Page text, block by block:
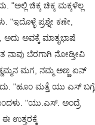
"ಅಲ್ಲಿ ಚಿಕ್ಕ ಚಿಕ್ಕ ಮಕ್ಕಳೆಲ್ಲ
ಪ್ರಶ್ನೇ ಕಣೇ,
ಅದು ಅವಕ್ಕೆ ಮಾತೃಭಾಷೆ
ನಾವು ಬೆರಗಾಗಿ ನೋಡ್ತೀವಿ
ಮಗ, ನಮ್ಮ ಅಣ್ಣ ಏನ್
"ಹೂಂ ಮತ್ತೆ ಯು ಎಸ್ ಬಗ್ಗೆ
"ಯು.ಎಸ್. ಅಂದ್ರೆ
ಉತ್ತರಕ್ಕೆ